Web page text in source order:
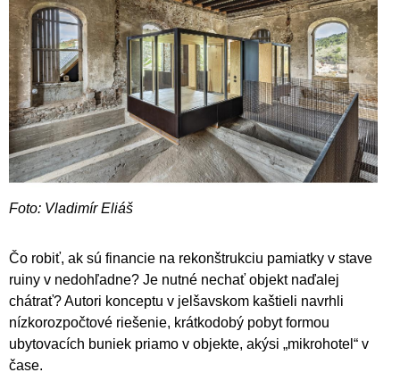
Foto: Vladimír Eliáš
Čo robiť, ak sú financie na rekonštrukciu pamiatky v stave
ruiny v nedohľadne? Je nutné nechať objekt naďalej
chátrať? Autori konceptu v jelšavskom kaštieli navrhli
nízkorozpočtové riešenie, krátkodobý pobyt formou
ubytovacích buniek priamo v objekte, akýsi „mikrohotel“ v
čase.